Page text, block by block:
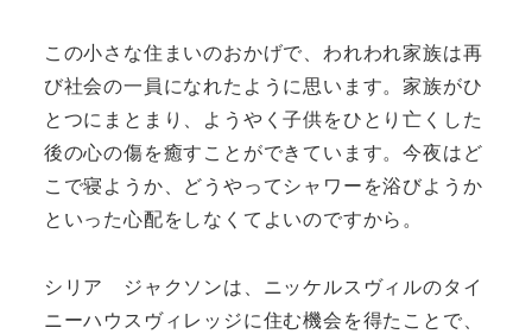
この小さな住まいのおかげで、われわれ家族は再
び社会の一員になれたように思います。家族がひ
とつにまとまり、ようやく子供をひとり亡くした
後の心の傷を癒すことができています。今夜はど
こで寝ようか、どうやってシャワーを浴びようか
といった心配をしなくてよいのですから。
シリア ジャクソンは、ニッケルスヴィルのタイ
ニーハウスヴィレッジに住む機会を得たことで、